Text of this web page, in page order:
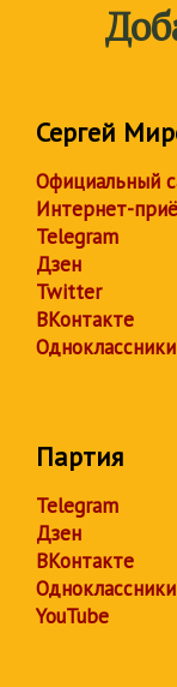
Сергей
Официальный
Интернет-
Telegram
Дзен
Twitter
ВКонтакте
Одноклассники
Партия
Telegram
Дзен
ВКонтакте
Одноклассники
YouTube